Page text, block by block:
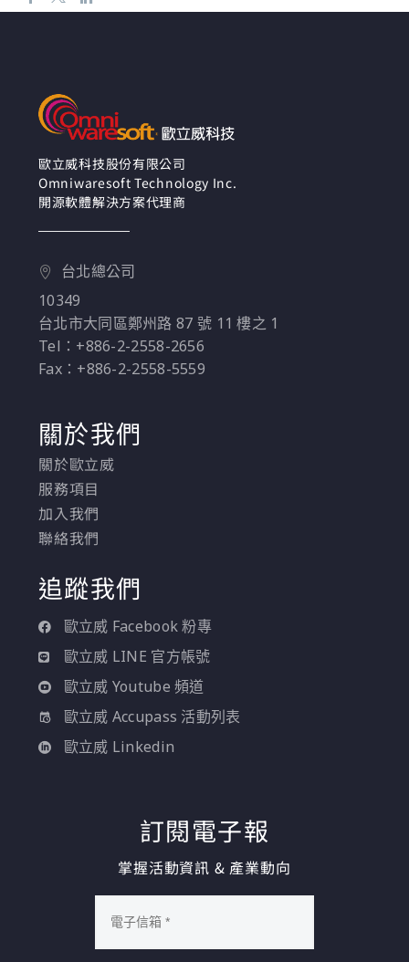
歐立威科技股份有限公司
Omniwaresoft Technology Inc.
開源軟體解決方案代理商
台北總公司
10349
台北市大同區鄭州路 87 號 11 樓之 1
Tel：+886-2-2558-2656
Fax：+886-2-2558-5559
關於我們
關於歐立威
服務項目
加入我們
聯絡我們
追蹤我們
歐立威 Facebook 粉專
歐立威 LINE 官方帳號
歐立威 Youtube 頻道
歐立威 Accupass 活動列表
歐立威 Linkedin
訂閱電子報
掌握活動資訊 & 產業動向